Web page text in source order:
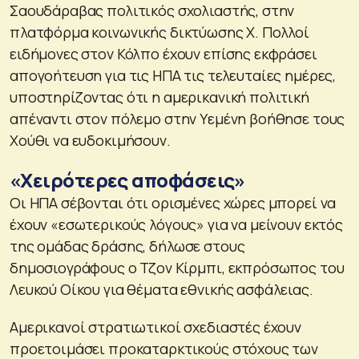
Σαουδάραβας πολιτικός σχολιαστής, στην
πλατφόρμα κοινωνικής δικτύωσης X. Πολλοί
ειδήμονες στον Κόλπο έχουν επίσης εκφράσει
απογοήτευση για τις ΗΠΑ τις τελευταίες ημέρες,
υποστηρίζοντας ότι η αμερικανική πολιτική
απέναντι στον πόλεμο στην Υεμένη βοήθησε τους
Χούθι να ευδοκιμήσουν.
«Χειρότερες αποφάσεις»
Οι ΗΠΑ σέβονται ότι ορισμένες χώρες μπορεί να
έχουν «εσωτερικούς λόγους» για να μείνουν εκτός
της ομάδας δράσης, δήλωσε στους
δημοσιογράφους ο Τζον Κίρμπι, εκπρόσωπος του
Λευκού Οίκου για θέματα εθνικής ασφάλειας.
Αμερικανοί στρατιωτικοί σχεδιαστές έχουν
προετοιμάσει προκαταρκτικούς στόχους των